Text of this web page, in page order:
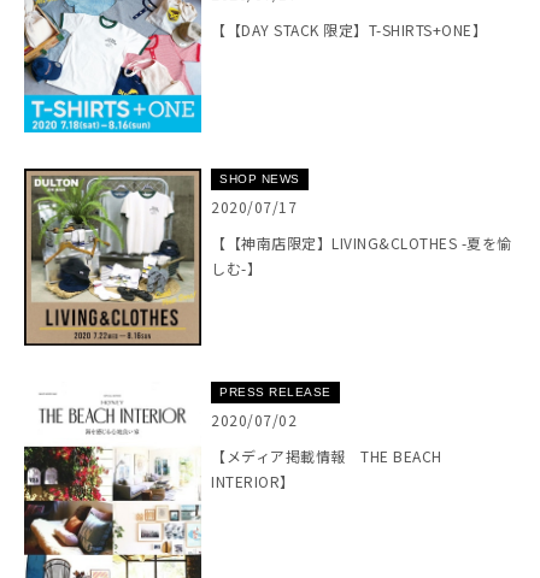
【【DAY STACK 限定】T-SHIRTS+ONE】
SHOP NEWS
2020/07/17
【【神南店限定】LIVING&CLOTHES -夏を愉
しむ-】
PRESS RELEASE
2020/07/02
【メディア掲載情報 THE BEACH
INTERIOR】